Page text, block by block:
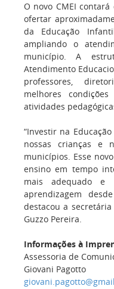
O novo CMEI
ofertar
da Educação
ampliando o
município. A
Atendimento
professores,
melhores
atividades
“Investir na
nossas crianças e
municípios. Esse
ensino em tempo
mais adequado e
aprendizagem
destacou a
Guzzo Pereira.
Informações à
Assessoria de
Giovani Pagotto